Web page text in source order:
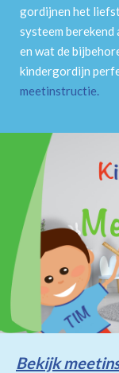
gordijnen het
systeem
en wat de
kindergordijn
meetinstructie.
Bekijk